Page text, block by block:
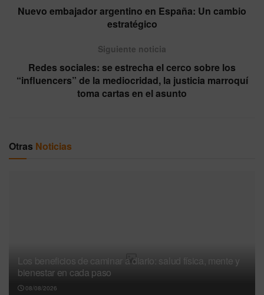
Nuevo embajador argentino en España: Un cambio
estratégico
Siguiente noticia
Redes sociales: se estrecha el cerco sobre los
“influencers” de la mediocridad, la justicia marroquí
toma cartas en el asunto
Otras Noticias
Los beneficios de caminar a diario: salud física, mente y
bienestar en cada paso
08/08/2026